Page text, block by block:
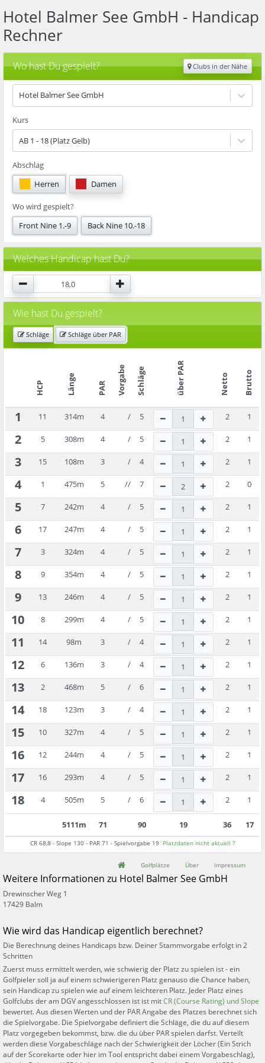
Hotel Balmer See GmbH - Handicap
Rechner
Wo hast Du gespielt? Clubs in der Nähe
Hotel Balmer See GmbH
Kurs
AB 1 - 18 (Platz Gelb)
Abschlag
Herren
Damen
Wo wird gespielt?
Front Nine 1.-9
Back Nine 10.-18
Welches Handicap hast Du?
Wie hast Du gespielt?
Schläge Schläge über PAR
HCP Länge PAR Vorgabe Schläge über PAR Netto Brutto
1 11 314m 4 / 5 2 1
2 5 308m 4 / 5 2 1
3 15 108m 3 / 4 2 1
4 1 475m 5 // 7 2 0
5 7 242m 4 / 5 2 1
6 17 247m 4 / 5 2 1
7 3 324m 4 / 5 2 1
8 9 354m 4 / 5 2 1
9 13 246m 4 / 5 2 1
10 8 299m 4 / 5 2 1
11 14 98m 3 / 4 2 1
12 6 136m 3 / 4 2 1
13 2 468m 5 / 6 2 1
14 18 123m 3 / 4 2 1
15 10 327m 4 / 5 2 1
16 12 244m 4 / 5 2 1
17 16 293m 4 / 5 2 1
18 4 505m 5 / 6 2 1
5111m 71 90 19 36 17
CR 68,8 - Slope 130- PAR 71 - Spielvorgabe 19 Platzdaten nicht aktuell ?
Golfplätze Über Impressum
Weitere Informationen zu Hotel Balmer See GmbH
Drewinscher Weg 1
17429 Balm
Wie wird das Handicap eigentlich berechnet?
Die Berechnung deines Handicaps bzw. Deiner Stammvorgabe erfolgt in 2
Schritten
Zuerst muss ermittelt werden, wie schwierig der Platz zu spielen ist - ein
Golfpieler soll ja auf einem schwierigeren Platz genauso die Chance haben,
sein Handicap zu spielen wie auf einem leichteren Platz. Jeder Platz eines
Golfclubs der am DGV angesschlossen ist ist mitCR (Course Rating) und Slope
bewertet. Aus diesen Werten und der PAR Angabe des Platzes berechnet sich
die Spielvorgabe. Die Spielvorgabe definiert die Schläge, die du auf diesem
Platz vorgegeben bekommst, bzw. die du über PAR spielen darfst. Verteilt
werden diese Vorgabeschläge nach der Schwierigkeit der Löcher (Ein Strich
auf der Scorekarte oder hier im Tool entspricht dabei einem Vorgabeschlag),